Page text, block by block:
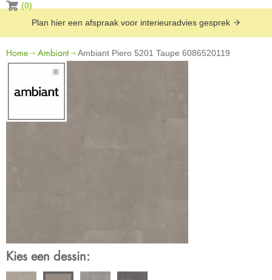
(0)
Plan hier een afspraak voor interieuradvies gesprek
Home Ambiant Ambiant Piero 5201 Taupe 6086520119
Kies een dessin: